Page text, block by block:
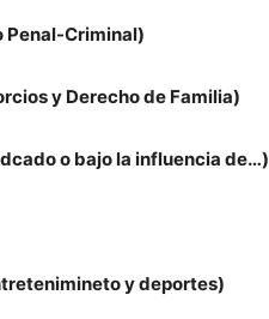
Penal-Criminal)
y Derecho de Familia)
o bajo la influencia de…)
y deportes)